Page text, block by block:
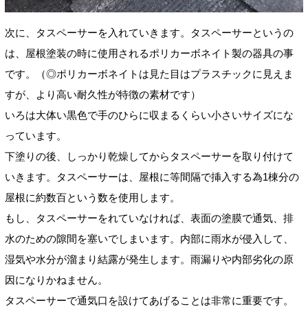
次に、タスペーサーを入れていきます。タスペーサーというの
は、屋根塗装の時に使用されるポリカーボネイト製の器具の事
です。（◎ポリカーボネイトは見た目はプラスチックに見えま
すが、より高い耐久性が特徴の素材です）
いろは大体い黒色で手のひらに収まるくらい小さいサイズにな
っています。
下塗りの後、しっかり乾燥してからタスペーサーを取り付けて
いきます。タスペーサーは、屋根に等間隔で挿入する為1棟分の
屋根に約数百という数を使用します。
もし、タスペーサーをれていなければ、表面の塗膜で通気、排
水のための隙間を塞いでしまいます。内部に雨水が侵入して、
湿気や水分が溜まり結露が発生します。雨漏りや内部劣化の原
因になりかねません。
タスペーサーで通気口を設けてあげることは非常に重要です。